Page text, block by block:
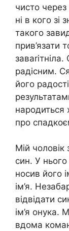
чисто
ні в кого
такого
прив’язати
радісним.
його
народиться
про
Мій чоловік
син. У
носив його
ім’я.
відвідати
ім’я онука.
вдома